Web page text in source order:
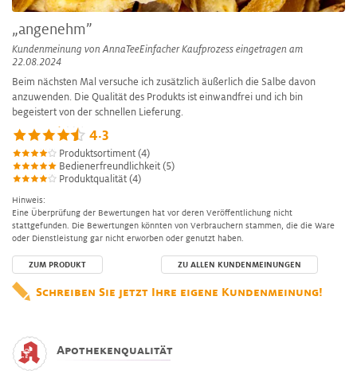
„angenehm”
Kundenmeinung von AnnaTeeEinfacher Kaufprozess eingetragen am
22.08.2024
Beim nächsten Mal versuche ich zusätzlich äußerlich die Salbe davon
anzuwenden. Die Qualität des Produkts ist einwandfrei und ich bin
begeistert von der schnellen Lieferung.
4.3
Produktsortiment (4)
Bedienerfreundlichkeit (5)
Produktqualität (4)
Hinweis:
Eine Überprüfung der Bewertungen hat vor deren Veröffentlichung nicht
stattgefunden. Die Bewertungen könnten von Verbrauchern stammen, die die Ware
oder Dienstleistung gar nicht erworben oder genutzt haben.
ZUM PRODUKT ZU ALLEN KUNDENMEINUNGEN
Schreiben Sie jetzt Ihre eigene Kundenmeinung!
Apothekenqualität